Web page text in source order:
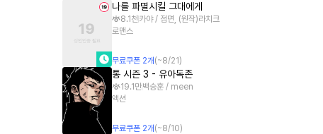
나를 파멸시킬 그대에게
8.1천 카야 / 점면, (원작)라치크
로맨스
무료쿠폰 2개 (~8/21 )
통 시즌 3 - 유아독존
19.1만백승훈 / meen
액션
무료쿠폰 2개 (~8/10)